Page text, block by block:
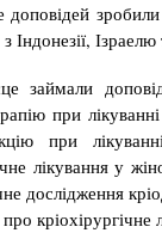
доповідей
з Індонезії,
займали
при
при
лікування у
дослідження
про